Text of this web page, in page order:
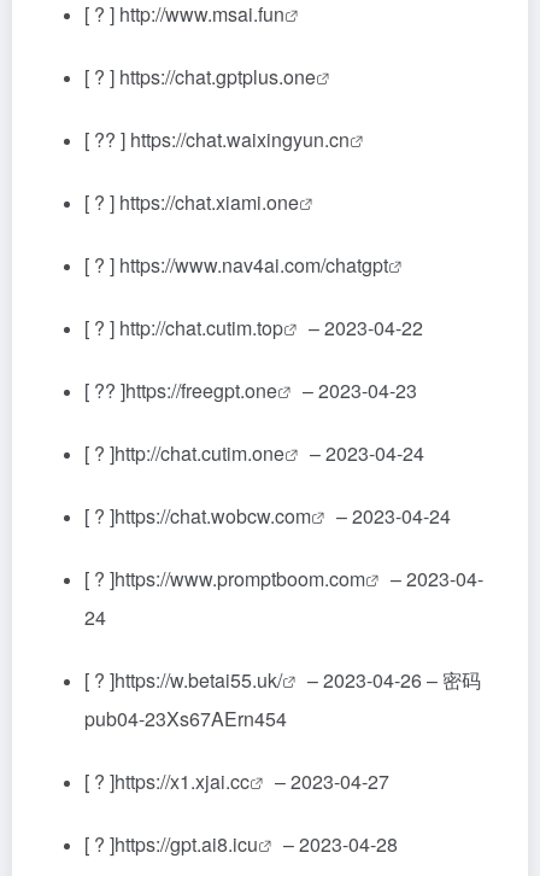
[ ? ] http://www.msai.fun
[ ? ] https://chat.gptplus.one
[ ?? ] https://chat.waixingyun.cn
[ ? ] https://chat.xiami.one
[ ? ] https://www.nav4ai.com/chatgpt
[ ? ] http://chat.cutim.top – 2023-04-22
[ ?? ]https://freegpt.one – 2023-04-23
[ ? ]http://chat.cutim.one – 2023-04-24
[ ? ]https://chat.wobcw.com – 2023-04-24
[ ? ]https://www.promptboom.com
– 2023-04-
24
[ ? ]https://w.betai55.uk/
– 2023-04-26 – 密码
pub04-23Xs67AErn454
[ ? ]https://x1.xjai.cc – 2023-04-27
[ ? ]https://gpt.ai8.icu – 2023-04-28